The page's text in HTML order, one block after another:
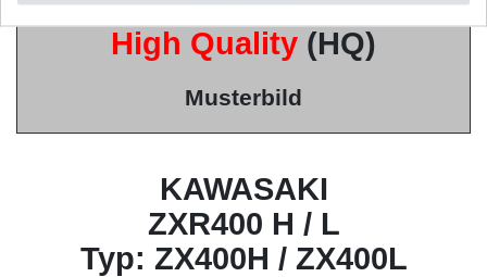
High Quality (HQ)
Musterbild
KAWASAKI
ZXR400 H / L
Typ: ZX400H / ZX400L